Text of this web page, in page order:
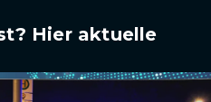
Hier aktuelle